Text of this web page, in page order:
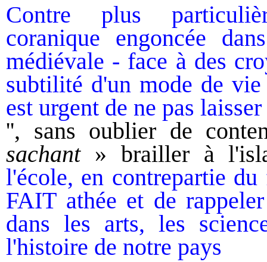
Contre plus
coranique engoncée
médiévale - face à des
subtilité d'un mode de
est urgent de ne pas
'', sans oublier de
sachant» brailler à
l'école, en contrepartie
FAIT athée et de
dans les arts, les
l'histoire de notre pays